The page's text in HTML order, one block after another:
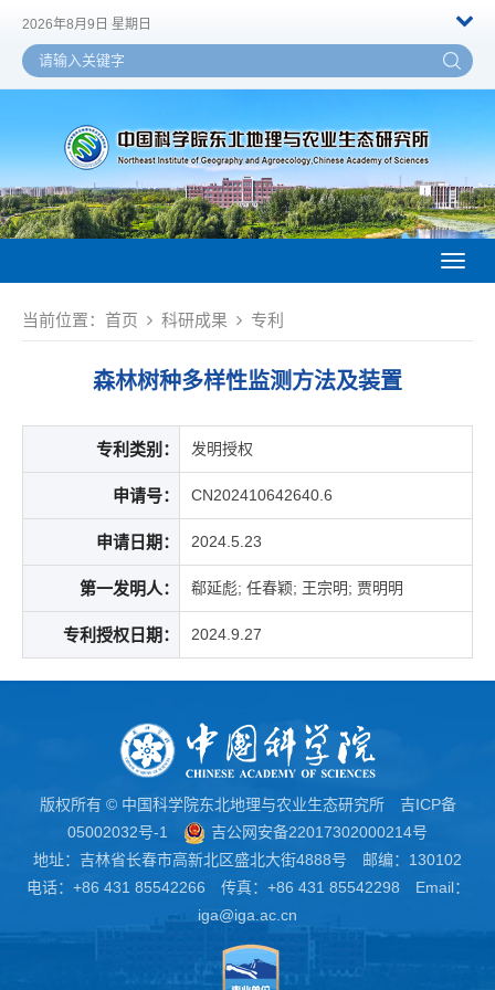
2026年8月9日 星期日
当前位置： 首页 科研成果 专利
森林树种多样性监测方法及装置
专利类别： 发明授权
申请号： CN202410642640.6
申请日期： 2024.5.23
第一发明人： 郗延彪; 任春颖; 王宗明; 贾明明
专利授权日期： 2024.9.27
版权所有 © 中国科学院东北地理与农业生态研究所 吉ICP备
05002032号-1
吉公网安备22017302000214号
地址：吉林省长春市高新北区盛北大街4888号 邮编：130102
电话：+86 431 85542266 传真：+86 431 85542298 Email：
iga@iga.ac.cn